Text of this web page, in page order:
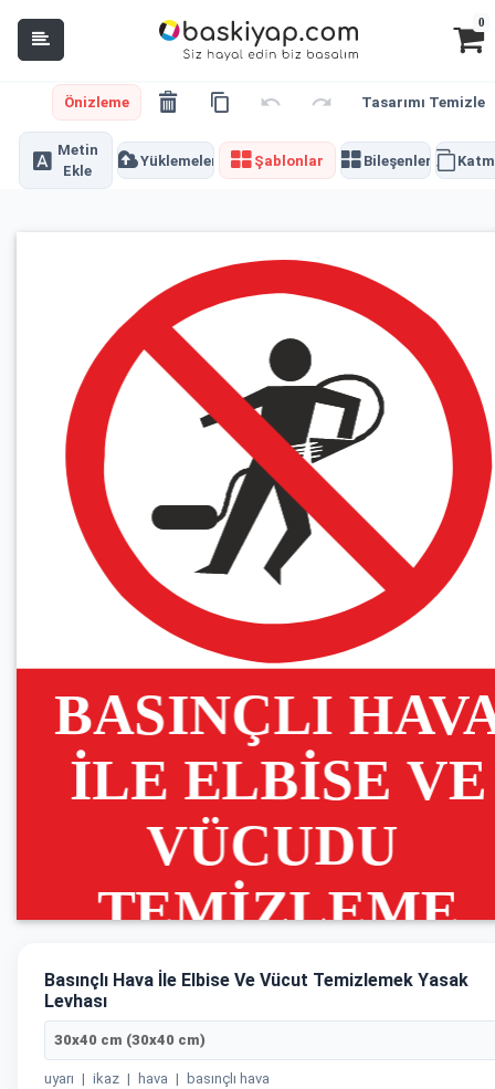
0
Önizleme Tasarımı Temizle
Metin
Ekle
Yüklemeler Şablonlar Bileşenler
Basınçlı Hava İle Elbise Ve Vücut Temizlemek Yasak
Levhası
30x40 cm (30x40 cm)
uyarı | ikaz | hava | basınçlı hava